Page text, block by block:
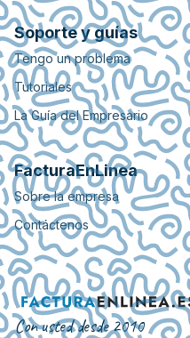
Soporte y guías
Tengo un problema
Tutoriales
La Guía del Empresario
FacturaEnLinea
Sobre la empresa
Contáctenos
Con usted desde 2010